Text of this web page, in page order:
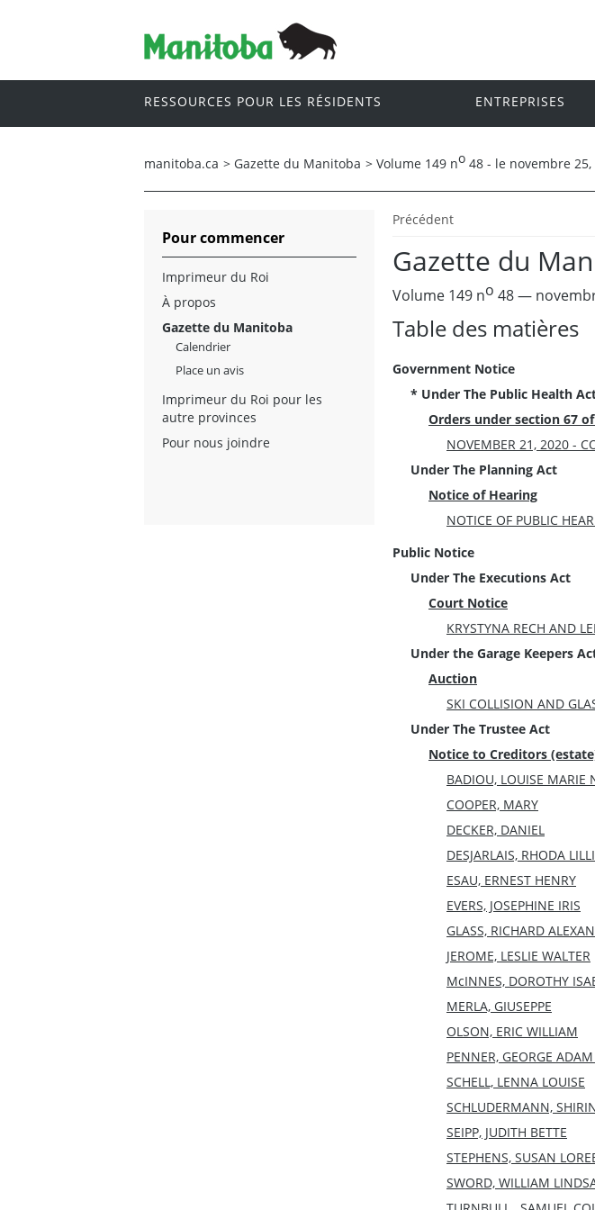
RESSOURCES POUR LES RÉSIDENTS ENTREPRISES
manitoba.ca > Gazette du Manitoba > Volume 149 no 48 - le novembre 25,
Précédent
Gazette du
Volume 149 no 48 —
Table des matières
Government Notice
* Under The Public Health
Orders under section 67
NOVEMBER 21, 2020 -
Under The Planning Act
Notice of Hearing
NOTICE OF PUBLIC
Public Notice
Under The Executions Act
Court Notice
KRYSTYNA RECH AND
Under the Garage Keepers
Auction
SKI COLLISION AND
Under The Trustee Act
Notice to Creditors
BADIOU, LOUISE MARIE
COOPER, MARY
DECKER, DANIEL
DESJARLAIS, RHODA
ESAU, ERNEST HENRY
EVERS, JOSEPHINE IRIS
GLASS, RICHARD
JEROME, LESLIE WALTER
McINNES, DOROTHY
MERLA, GIUSEPPE
OLSON, ERIC WILLIAM
PENNER, GEORGE
SCHELL, LENNA LOUISE
SCHLUDERMANN,
SEIPP, JUDITH BETTE
STEPHENS, SUSAN
SWORD, WILLIAM
Pour commencer
Imprimeur du Roi
À propos
Gazette du Manitoba
Calendrier
Place un avis
Imprimeur du Roi pour les
autre provinces
Pour nous joindre